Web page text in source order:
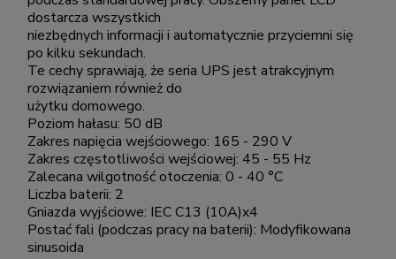
dostarcza wszystkich
niezbędnych informacji i automatycznie przyciemni się
po kilku sekundach.
Te cechy sprawiają, że seria UPS jest atrakcyjnym
rozwiązaniem również do
użytku domowego.
Poziom hałasu: 50 dB
Zakres napięcia wejściowego: 165 - 290 V
Zakres częstotliwości wejściowej: 45 - 55 Hz
Zalecana wilgotność otoczenia: 0 - 40 °C
Liczba baterii: 2
Gniazda wyjściowe: IEC C13 (10A)x4
Postać fali (podczas pracy na baterii): Modyfikowana
sinusoida